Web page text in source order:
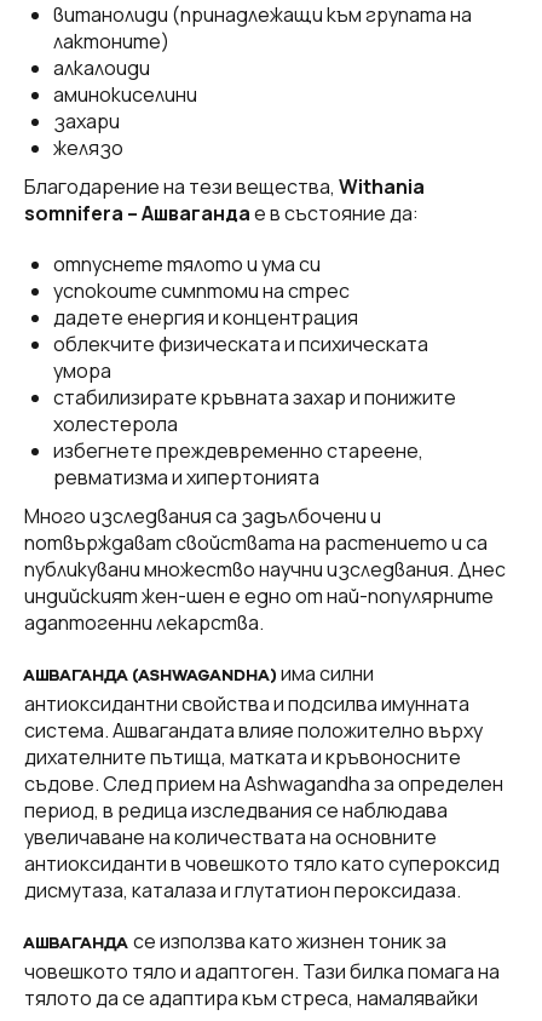
витанолиди (принадлежащи към групата на
лактоните)
алкалоиди
аминокиселини
захари
желязо
Благодарение на тези вещества, Withania
somnifera – Ашвагандае в състояние да:
отпуснете тялото и ума си
успокоите симптоми на стрес
дадете енергия и концентрация
облекчите физическата и психическата
умора
стабилизирате кръвната захар и понижите
холестерола
избегнете преждевременно стареене,
ревматизма и хипертонията
Много изследвания са задълбочени и
потвърждават свойствата на растението и са
публикувани множество научни изследвания. Днес
индийският жен-шен е едно от най-популярните
адаптогенни лекарства.
АШВАГАНДА (ASHWAGANDHA) има силни
антиоксидантни свойства и подсилва имунната
система. Ашвагандата влияе положително върху
дихателните пътища, матката и кръвоносните
съдове. След прием на Ashwagandha за определен
период, в редица изследвания се наблюдава
увеличаване на количествата на основните
антиоксиданти в човешкото тяло като супероксид
дисмутаза, каталаза и глутатион пероксидаза.
АШВАГАНДА се използва като жизнен тоник за
човешкото тяло и адаптоген. Тази билка помага на
тялото да се адаптира към стреса, намалявайки